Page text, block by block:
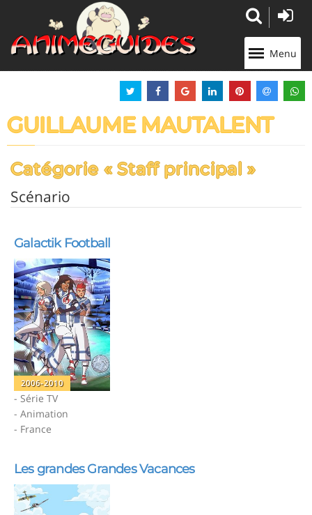
Menu
GUILLAUME MAUTALENT
Catégorie « Staff principal »
Scénario
Galactik Football
2006-2010
- Série TV
- Animation
- France
Les grandes Grandes Vacances
Panneau de gestion des cookies